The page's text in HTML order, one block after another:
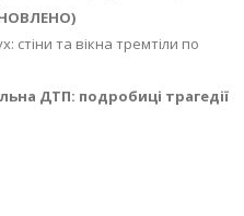
стіни та вікна тремтіли по
ДТП: подробиці трагедії